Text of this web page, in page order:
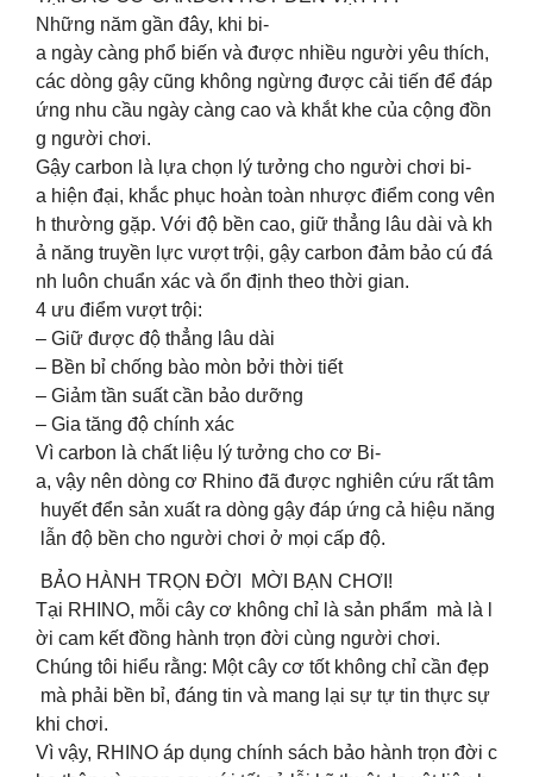
Những năm gần đây, khi bi-
a ngày càng phổ biến và được nhiều người yêu thích,
các dòng gậy cũng không ngừng được cải tiến để đáp
ứng nhu cầu ngày càng cao và khắt khe của cộng đồn
g người chơi.
Gậy carbon là lựa chọn lý tưởng cho người chơi bi-
a hiện đại, khắc phục hoàn toàn nhược điểm cong vên
h thường gặp. Với độ bền cao, giữ thẳng lâu dài và kh
ả năng truyền lực vượt trội, gậy carbon đảm bảo cú đá
nh luôn chuẩn xác và ổn định theo thời gian.
4 ưu điểm vượt trội:
– Giữ được độ thẳng lâu dài
– Bền bỉ chống bào mòn bởi thời tiết
– Giảm tần suất cần bảo dưỡng
– Gia tăng độ chính xác
Vì carbon là chất liệu lý tưởng cho cơ Bi-
a, vậy nên dòng cơ Rhino đã được nghiên cứu rất tâm
huyết đển sản xuất ra dòng gậy đáp ứng cả hiệu năng
lẫn độ bền cho người chơi ở mọi cấp độ.
BẢO HÀNH TRỌN ĐỜI MỜI BẠN CHƠI!
Tại RHINO, mỗi cây cơ không chỉ là sản phẩm mà là l
ời cam kết đồng hành trọn đời cùng người chơi.
Chúng tôi hiểu rằng: Một cây cơ tốt không chỉ cần đẹp
mà phải bền bỉ, đáng tin và mang lại sự tự tin thực sự
khi chơi.
Vì vậy, RHINO áp dụng chính sách bảo hành trọn đời c